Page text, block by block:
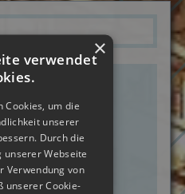
×
verwendet
Cookies, um die
unserer
Durch die
unserer Webseite
Verwendung von
unserer Cookie-